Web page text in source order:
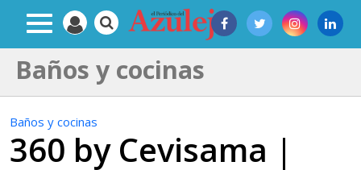
Baños y cocinas
Baños y cocinas
360 by Cevisama |